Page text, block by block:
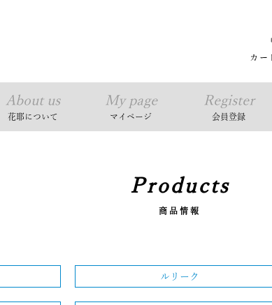
About us
花耶について
My page
マイページ
Register
会員登録
Products
商品情報
ルリーク